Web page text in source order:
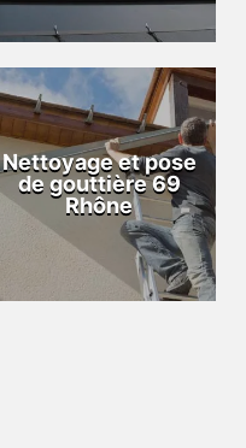
Nettoyage et pose
de gouttière 69
Rhône